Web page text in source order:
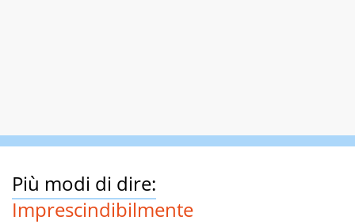
Più modi di dire:
Imprescindibilmente